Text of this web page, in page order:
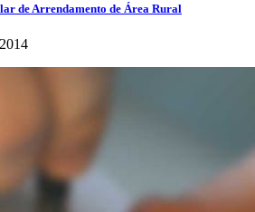
de Arrendamento de Área Rural